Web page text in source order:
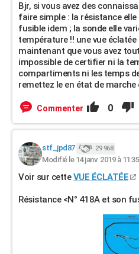
Bjr, si vous avez des
faire simple : la résistance elle
fusible idem ; la sonde elle
température !! une vue
maintenant que vous avez
impossible de certifier ni la
compartiments ni les temps
remettez le en état de marche
Commenter 0
stf_jpd87 29 968
Modifié le 14 janv. 2019 à 11:35
Voir sur cetteVUE ÉCLATÉE
Résistance <N° 418A et son